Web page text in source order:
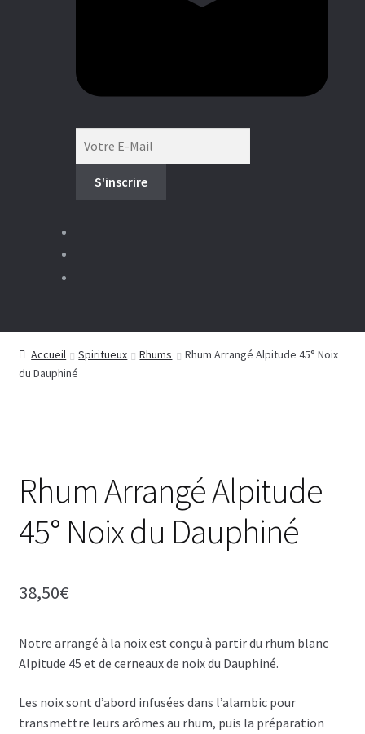
Accueil Spiritueux Rhums
Rhum Arrangé Alpitude 45° Noix
du Dauphiné
Rhum Arrangé Alpitude
45° Noix du Dauphiné
38,50€
Notre arrangé à la noix est conçu à partir du rhum blanc
Alpitude 45 et de cerneaux de noix du Dauphiné.
Les noix sont d’abord infusées dans l’alambic pour
transmettre leurs arômes au rhum, puis la préparation